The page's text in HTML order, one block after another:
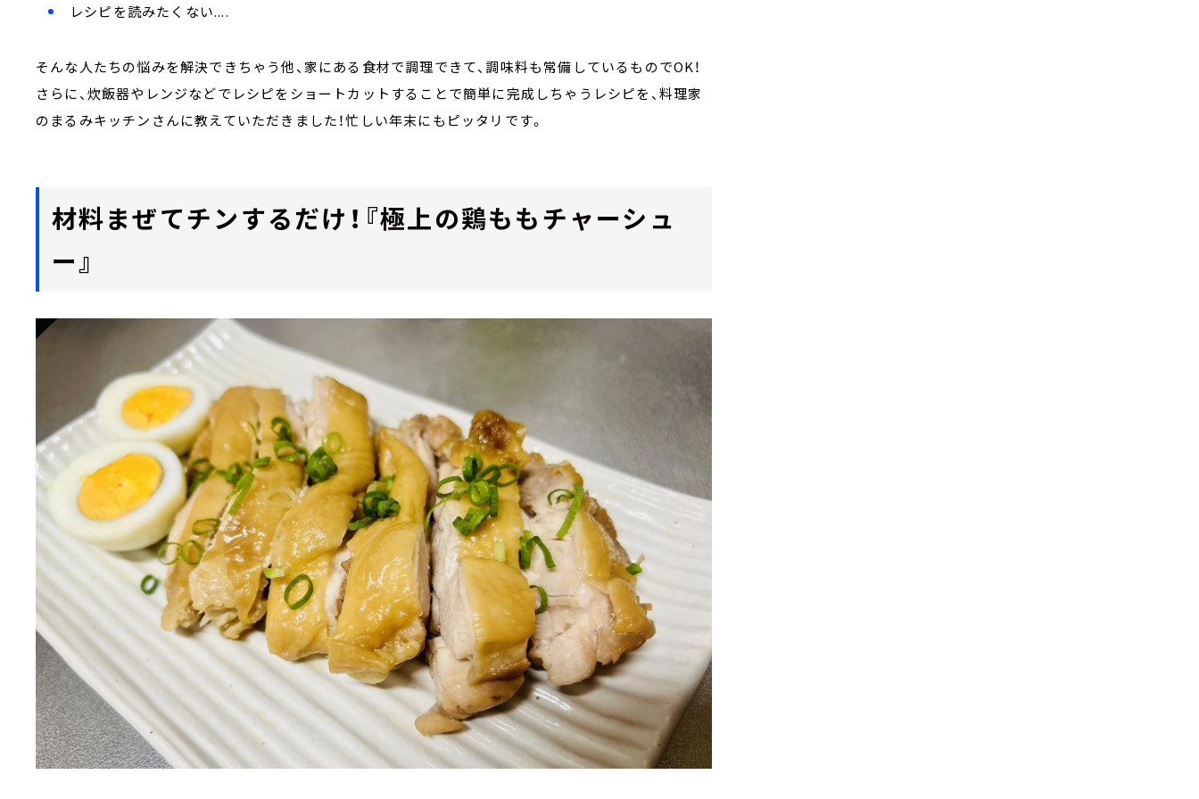
レシピを読みたくない....
そんな人たちの悩みを解決できちゃう他、家にある食材で調理できて、調味料も常備しているものでOK！
さらに、炊飯器やレンジなどでレシピをショートカットすることで簡単に完成しちゃうレシピを、料理家
のまるみキッチンさんに教えていただきました！忙しい年末にもピッタリです。
材料まぜてチンするだけ！『極上の鶏ももチャーシュ
ー』